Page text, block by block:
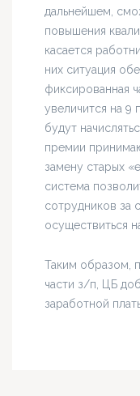
дальнейшем,
повышения
касается
них ситуация
фиксированная
увеличится на 9
будут
премии
замену старых
система
сотрудников за
осуществиться
Таким образом,
части з/п, ЦБ
заработной